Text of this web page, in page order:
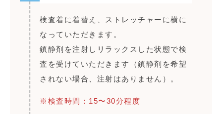
検査着に着替え、ストレッチャーに横に
なっていただきます。
鎮静剤を注射しリラックスした状態で検
査を受けていただきます（鎮静剤を希望
されない場合、注射はありません）。
※検査時間：15〜30分程度